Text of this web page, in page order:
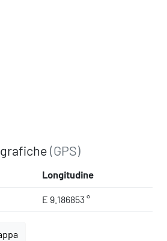
(GPS)
Longitudine
E 9.186853 °